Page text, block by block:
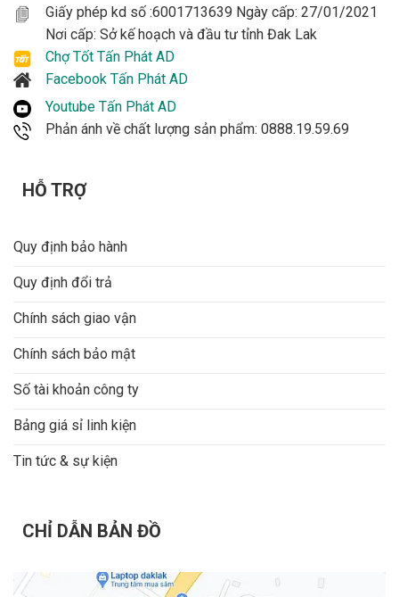
Giấy phép kd số :6001713639 Ngày cấp: 27/01/2021
Nơi cấp: Sở kế hoạch và đầu tư tỉnh Đak Lak
Chợ Tốt Tấn Phát AD
Facebook Tấn Phát AD
Youtube Tấn Phát AD
Phản ánh về chất lượng sản phẩm: 0888.19.59.69
HỖ TRỢ
Quy định bảo hành
Quy định đổi trả
Chính sách giao vận
Chính sách bảo mật
Số tài khoản công ty
Bảng giá sỉ linh kiện
Tin tức & sự kiện
CHỈ DẪN BẢN ĐỒ